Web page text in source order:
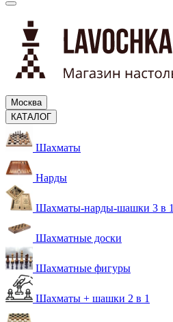
Москва
КАТАЛОГ
Шахматы
Нарды
Шахматы-нарды-шашки 3 в 1
Шахматные доски
Шахматные фигуры
Шахматы + шашки 2 в 1